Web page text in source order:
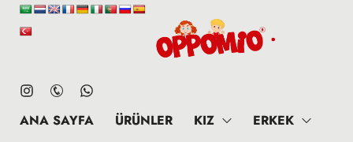
ANA SAYFA ÜRÜNLER KIZ ERKEK